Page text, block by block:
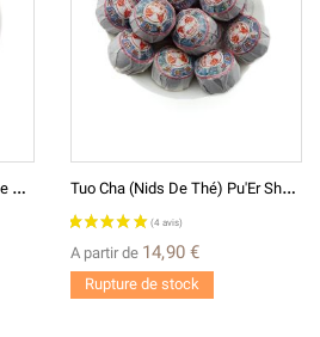
T
Uo Cha (nids De Thé) Thé De Chine T
Uo Cha (nids De Thé) Pu'Er Shu De 2024 - Thé Sombre De Chine
A partir de 14,90 €
Rupture de stock